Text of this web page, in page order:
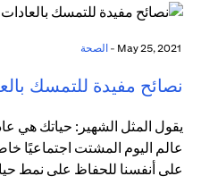
الصحة
نصائح مفيدة للتمسك
يقول المثل الشهير: حياتك هي
عالم اليوم المشتت اجتماعيًا
على أنفسنا للحفاظ على نمط